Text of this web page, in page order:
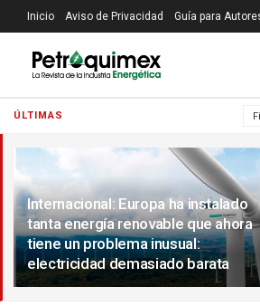
ÚLTIMAS
Internacional: Europa ha instalado
tanta energía renovable que ahora
tiene un problema inusual:
electricidad demasiado barata
Inicio Aviso de Privacidad Guía para